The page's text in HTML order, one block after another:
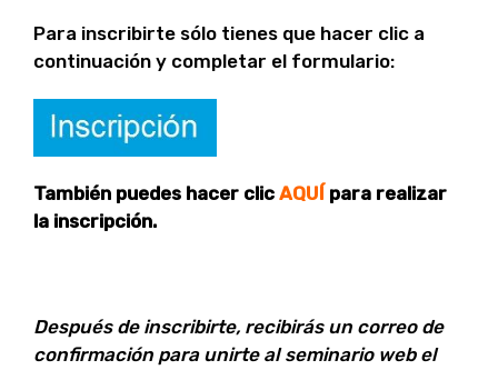
Para inscribirte sólo tienes que hacer clic a
continuación y completar el formulario:
También puedes hacer clic AQUÍ para realizar
la inscripción.
Después de inscribirte, recibirás un correo de
confirmación para unirte al seminario web el